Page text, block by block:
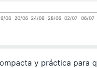
06 20/06 24/06 28/06 02/07 06/07
y práctica